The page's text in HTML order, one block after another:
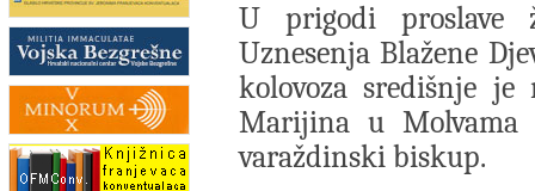
U prigodi proslave
Uznesenja Blažene
kolovoza središnje
Marijina u Molvama
varaždinski biskup.